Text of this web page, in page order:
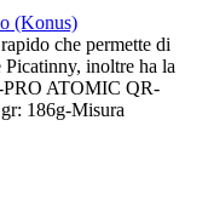
(Konus)
che permette di
Picatinny, inoltre ha la
PRO ATOMIC QR-
186g-Misura